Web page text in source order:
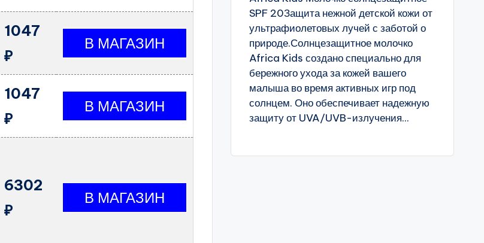
1047
₽
1047
₽
6302
₽
SPF 20Защита нежной детской кожи от
ультрафиолетовых лучей с заботой о
природе.Солнцезащитное молочко
Africa Kids создано специально для
бережного ухода за кожей вашего
малыша во время активных игр под
солнцем. Оно обеспечивает надежную
защиту от UVA/UVB-излучения...